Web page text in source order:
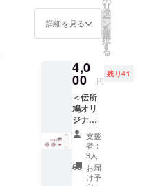
（https:
//densh
obato.t
okyo）
を1年間
掲載さ
せてい
ただき
ます。
・伝所
鳩オリ
ジナル
ステッ
カー×3
詳細を見る
リ
タ
ー
ン
を
選
択
す
る
4,0
00 円
残り41
＜伝所
鳩オリ
ジナル
グッズ
で応援
コース
＞ ・伝
所鳩か
支援
者：
9人
お届
け予